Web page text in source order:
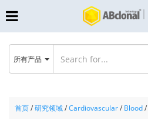
首页/研究领域/Cardiovascular/ Blood/
所有产品